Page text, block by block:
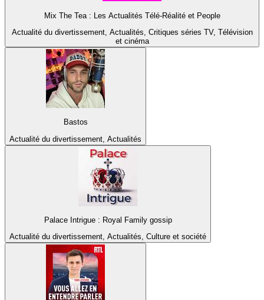
Mix The Tea : Les Actualités Télé-Réalité et People
Actualité du divertissement, Actualités, Critiques séries TV, Télévision
et cinéma
Bastos
Actualité du divertissement, Actualités
Palace Intrigue : Royal Family gossip
Actualité du divertissement, Actualités, Culture et société